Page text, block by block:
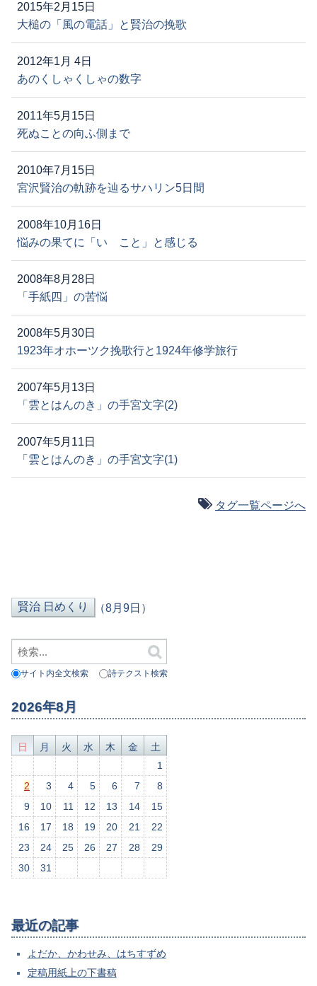
2015年2月15日
大槌の「風の電話」と賢治の挽歌
2012年1月 4日
あのくしゃくしゃの数字
2011年5月15日
死ぬことの向ふ側まで
2010年7月15日
宮沢賢治の軌跡を辿るサハリン5日間
2008年10月16日
悩みの果てに「いゝこと」と感じる
2008年8月28日
「手紙四」の苦悩
2008年5月30日
1923年オホーツク挽歌行と1924年修学旅行
2007年5月13日
「雲とはんのき」の手宮文字(2)
2007年5月11日
「雲とはんのき」の手宮文字(1)
タグ一覧ページへ
（8月9日）
サイト内全文検索 詩テクスト検索
2026年8月
日 月 火 水 木 金
土
1
2
3 4 5 6 7
8
9
10 11 12 13 14
15
16
17 18 19 20 21
22
23
24 25 26 27 28
29
30
31
最近の記事
よだか、かわせみ、はちすずめ
定稿用紙上の下書稿